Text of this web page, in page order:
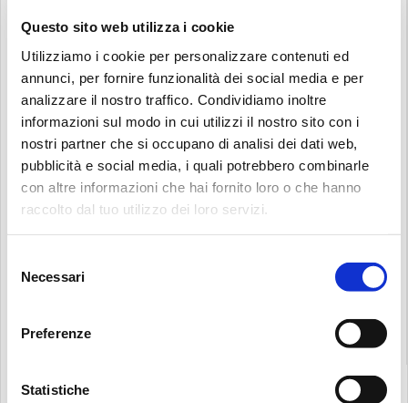
Questo sito web utilizza i cookie
Utilizziamo i cookie per personalizzare contenuti ed
annunci, per fornire funzionalità dei social media e per
analizzare il nostro traffico. Condividiamo inoltre
informazioni sul modo in cui utilizzi il nostro sito con i
nostri partner che si occupano di analisi dei dati web,
pubblicità e social media, i quali potrebbero combinarle
con altre informazioni che hai fornito loro o che hanno
raccolto dal tuo utilizzo dei loro servizi.
delNecessari
Preferenze
Statistiche
Поиск:
POWER TRANSMISSION SIZING
RECALIBRATION SERVICE